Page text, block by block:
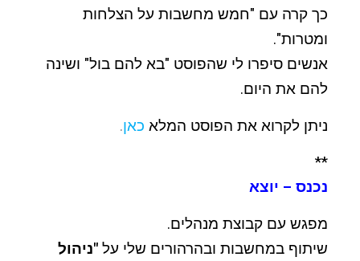
כך קרה עם "חמש מחשבות על הצלחות
ומטרות".
אנשים סיפרו לי שהפוסט "בא להם בול" ושינה
להם את היום.
ניתן לקרוא את הפוסט המלא כאן.
**
נכנס – יוצא
מפגש עם קבוצת מנהלים.
שיתוף במחשבות ובהרהורים שלי על "ניהול